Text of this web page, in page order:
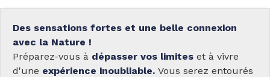
Des sensations fortes et une belle connexion
avec la Nature !
Préparez-vous à dépasser vos limites et à vivre
d'une expérience inoubliable. Vous serez entourés